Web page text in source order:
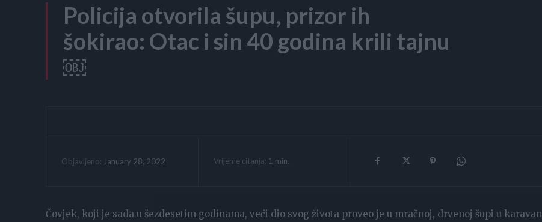
Policija otvorila šupu, prizor ih
šokirao: Otac i sin 40 godina krili tajnu
￼
Objavljeno: January 28, 2022 Vrijeme citanja: 1 min.
Čovjek, koji je sada u šezdesetim godinama, veći dio svog života proveo je u mračnoj, drvenoj šupi u karavan